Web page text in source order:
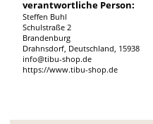
verantwortliche Person:
Steffen Buhl
Schulstraße 2
Brandenburg
Drahnsdorf, Deutschland, 15938
info@tibu-shop.de
https://www.tibu-shop.de